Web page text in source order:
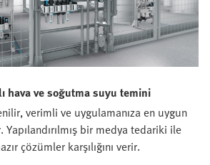
hava ve soğutma suyu temini
verimli ve uygulamanıza en uygun
Yapılandırılmış bir medya tedariki ile
çözümler karşılığını verir.